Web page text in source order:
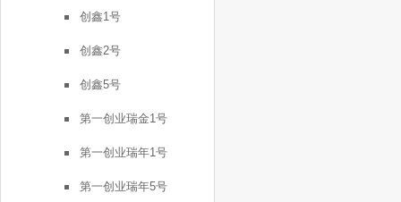
创鑫1号
创鑫2号
创鑫5号
第一创业瑞金1号
第一创业瑞年1号
第一创业瑞年5号